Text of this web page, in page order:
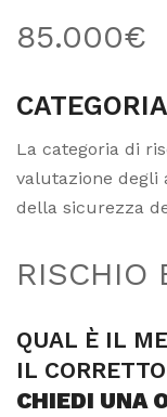
85.000€
La categoria di
valutazione degli
della sicurezza
RISCHIO
QUAL È IL
IL
CHIEDI UNA